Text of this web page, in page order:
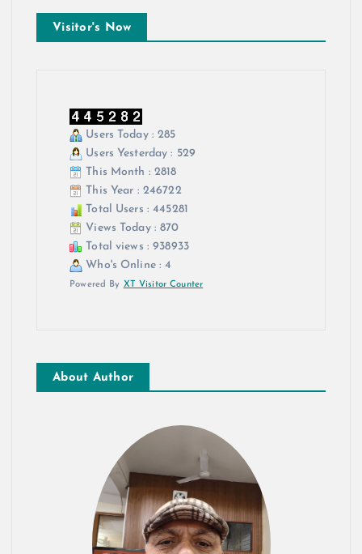
Visitor's Now
Users Today : 285
Users Yesterday : 529
This Month : 2818
This Year : 246722
Total Users : 445281
Views Today : 870
Total views : 938933
Who's Online : 4
Powered By XT Visitor Counter
About Author